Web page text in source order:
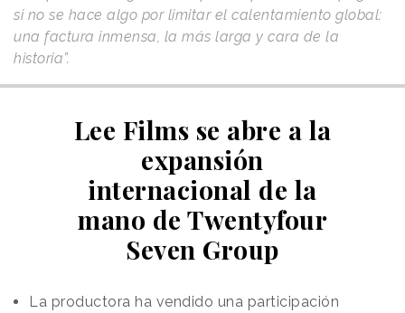
si no se hace algo por limitar el calentamiento global:
una factura inmensa, la más larga y cara de la
historia”.
Lee Films se abre a la
expansión
internacional de la
mano de Twentyfour
Seven Group
La productora ha vendido una participación